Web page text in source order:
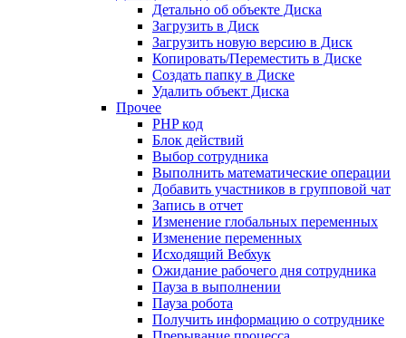
Детально об объекте Диска
Загрузить в Диск
Загрузить новую версию в Диск
Копировать/Переместить в Диске
Создать папку в Диске
Удалить объект Диска
Прочее
PHP код
Блок действий
Выбор сотрудника
Выполнить математические операции
Добавить участников в групповой чат
Запись в отчет
Изменение глобальных переменных
Изменение переменных
Исходящий Вебхук
Ожидание рабочего дня сотрудника
Пауза в выполнении
Пауза робота
Получить информацию о сотруднике